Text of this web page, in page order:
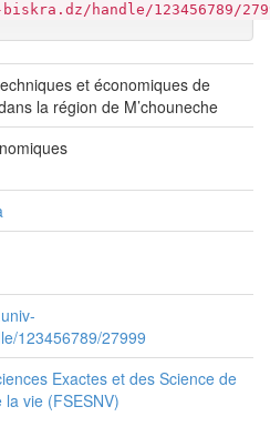
handle/123456789/
et économiques de
la région de M’chouneche
123456789/27999
Exactes et des Science de
vie (FSESNV)